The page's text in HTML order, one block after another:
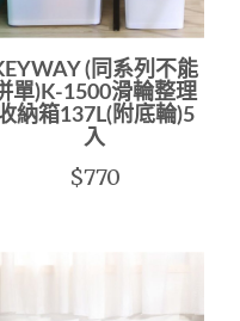
(同系列不能
單)K-1500滑輪整理
納箱137L(附底輪)5
入
$770